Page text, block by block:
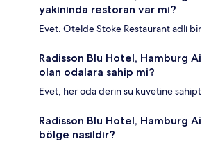
yakınında restoran var mı?
Evet. Otelde Stoke Restaurant adlı
Radisson Blu Hotel, Hamburg
olan odalara sahip mi?
Evet, her oda derin su küvetine
Radisson Blu Hotel, Hamburg
bölge nasıldır?